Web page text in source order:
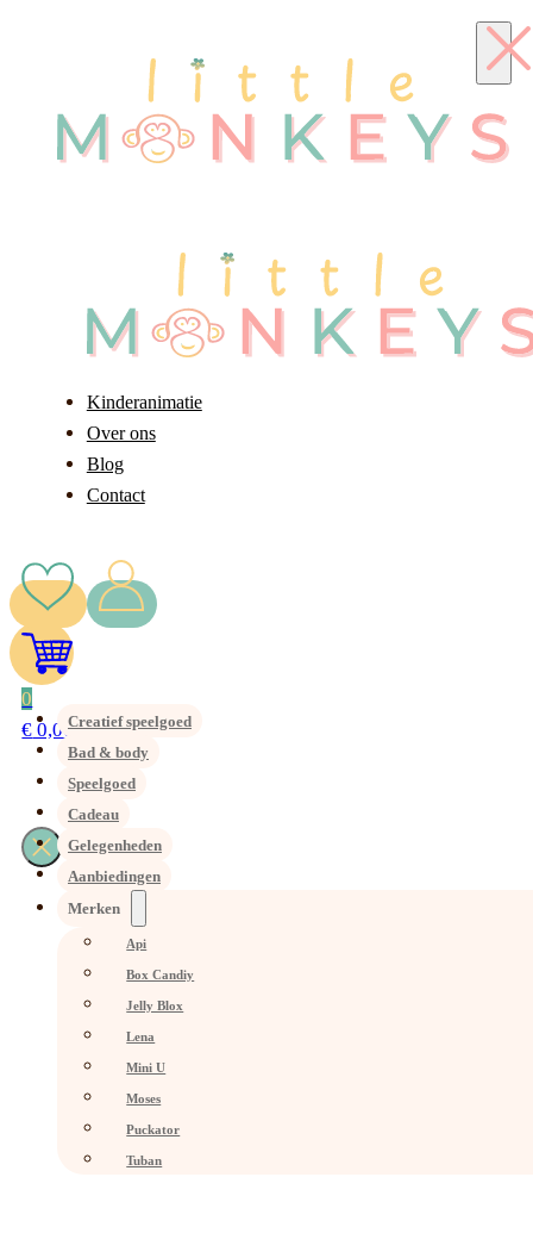
Kinderanimatie
Over ons
Blog
Contact
0
€ 0,00Creatief speelgoed
Bad & body
Speelgoed
Cadeau
Gelegenheden
Aanbiedingen
Merken
Api
Box Candiy
Jelly Blox
Lena
Mini U
Moses
Puckator
Tuban